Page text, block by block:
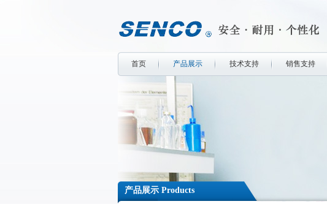
首页 产品展示 技术支持 销售支持
产品展示 Products